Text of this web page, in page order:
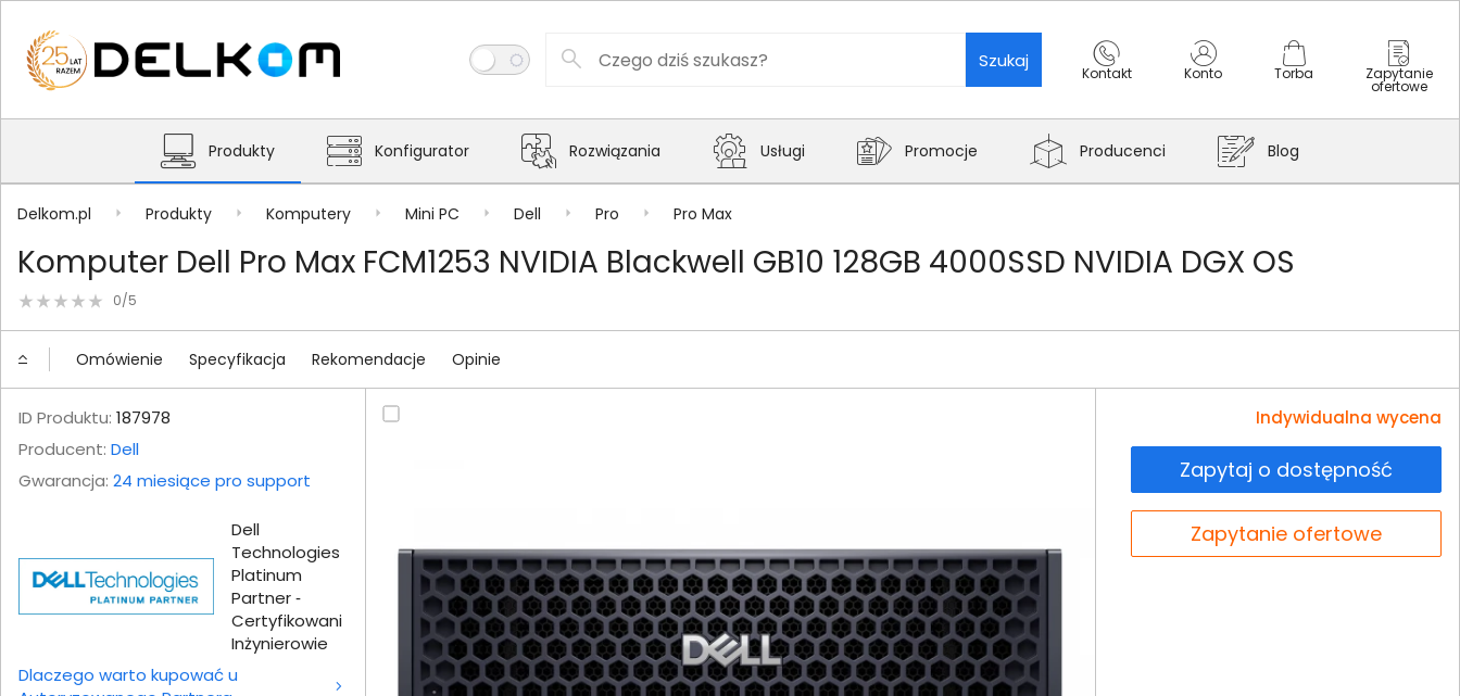
Szukaj
Kontakt Konto Torba Zapytanie
ofertowe
Produkty Konfigurator Rozwiązania Usługi Promocje Producenci Blog
Delkom.pl Produkty Komputery Mini PC Dell Pro Pro Max
Komputer Dell Pro Max FCM1253 NVIDIA Blackwell GB10 128GB 4000SSD NVIDIA DGX OS
0/5
Omówienie Specyfikacja Rekomendacje Opinie
ID Produktu: 187978
Producent: Dell
Gwarancja: 24 miesiące pro support
Dell
Technologies
Platinum
Partner ‑
Certyfikowani
Inżynierowie
Dlaczego warto kupować u
Indywidualna wycena
Zapytaj o dostępność
Zapytanie ofertowe